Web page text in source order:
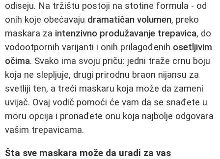
odiseju. Na tržištu postoji na stotine formula - od
onih koje obećavaju dramatičan volumen, preko
maskara za intenzivno produžavanje trepavica, do
vodootpornih varijanti i onih prilagođenih osetljivim
očima. Svako ima svoju priču: jedni traže crnu boju
koja ne slepljuje, drugi prirodnu braon nijansu za
svetliji ten, a treći maskaru koja može da zameni
uvijač. Ovaj vodič pomoći će vam da se snađete u
moru opcija i pronađete onu koja najbolje odgovara
vašim trepavicama.
Šta sve maskara može da uradi za vas